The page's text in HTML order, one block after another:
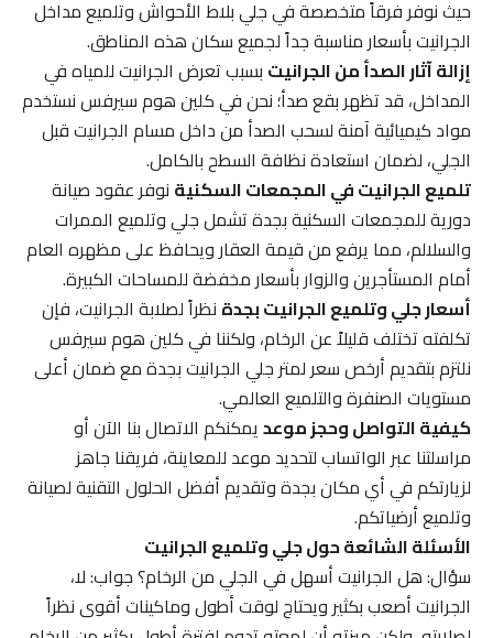
حيث نوفر فرقاً متخصصة في جلي بلاط الأحواش وتلميع مداخل
الجرانيت بأسعار مناسبة جداً لجميع سكان هذه المناطق.
إزالة آثار الصدأ من الجرانيتبسبب تعرض الجرانيت للمياه في
المداخل، قد تظهر بقع صدأ؛ نحن في كلين هوم سيرفس نستخدم
مواد كيميائية آمنة لسحب الصدأ من داخل مسام الجرانيت قبل
الجلي، لضمان استعادة نظافة السطح بالكامل.
تلميع الجرانيت في المجمعات السكنيةنوفر عقود صيانة
دورية للمجمعات السكنية بجدة تشمل جلي وتلميع الممرات
والسلالم، مما يرفع من قيمة العقار ويحافظ على مظهره العام
أمام المستأجرين والزوار بأسعار مخفضة للمساحات الكبيرة.
أسعار جلي وتلميع الجرانيت بجدةنظراً لصلابة الجرانيت، فإن
تكلفته تختلف قليلاً عن الرخام، ولكننا في كلين هوم سيرفس
نلتزم بتقديم أرخص سعر لمتر جلي الجرانيت بجدة مع ضمان أعلى
مستويات الصنفرة والتلميع العالمي.
كيفية التواصل وحجز موعديمكنكم الاتصال بنا الآن أو
مراسلتنا عبر الواتساب لتحديد موعد للمعاينة، فريقنا جاهز
لزيارتكم في أي مكان بجدة وتقديم أفضل الحلول التقنية لصيانة
وتلميع أرضياتكم.
الأسئلة الشائعة حول جلي وتلميع الجرانيت
سؤال: هل الجرانيت أسهل في الجلي من الرخام؟ جواب: لا،
الجرانيت أصعب بكثير ويحتاج لوقت أطول وماكينات أقوى نظراً